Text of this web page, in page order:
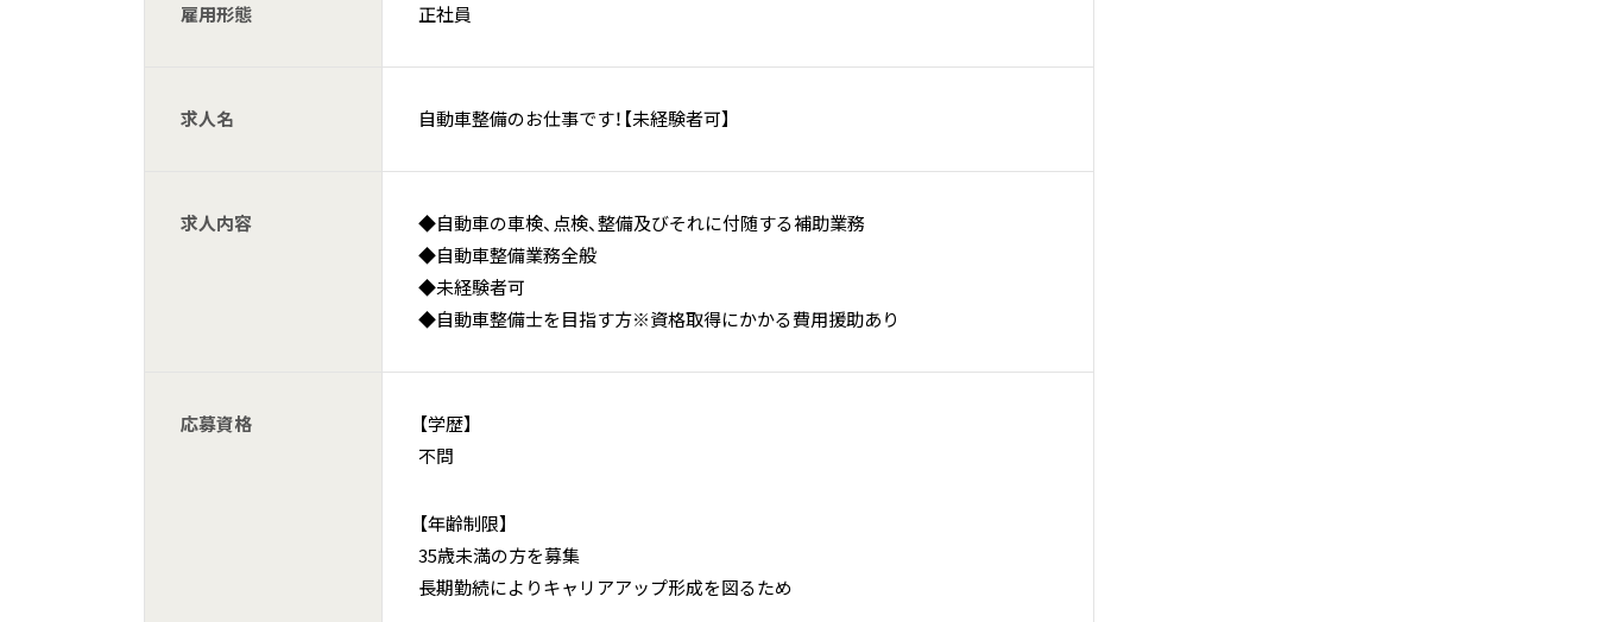
雇用形態 正社員
求人名 自動車整備のお仕事です！【未経験者可】
求人内容
◆自動車の車検、点検、整備及びそれに付随する補助業務
◆自動車整備業務全般
◆未経験者可
◆自動車整備士を目指す方※資格取得にかかる費用援助あり
応募資格
【学歴】
不問
【年齢制限】
35歳未満の方を募集
長期勤続によりキャリアアップ形成を図るため